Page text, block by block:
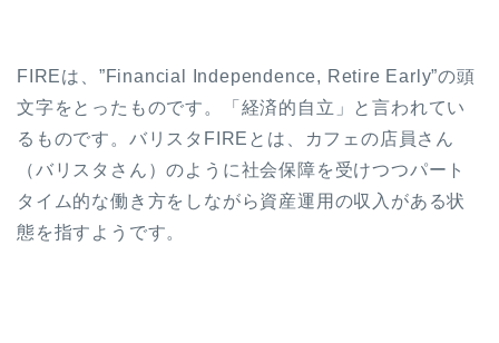
FIREは、”Financial Independence, Retire Early”の頭
文字をとったものです。「経済的自立」と言われてい
るものです。バリスタFIREとは、カフェの店員さん
（バリスタさん）のように社会保障を受けつつパート
タイム的な働き方をしながら資産運用の収入がある状
態を指すようです。